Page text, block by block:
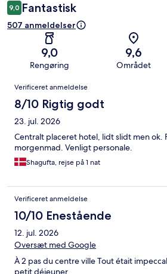
9,0 Fantastisk
507 anmeldelser
9,0
Rengøring
9,6
Området
Anmeldelser
Verificeret anmeldelse
8/10 Rigtig godt
23. jul. 2026
Centralt placeret hotel, lidt slidt men ok.
morgenmad. Venligt personale.
Shagufta, rejse på 1 nat
Verificeret anmeldelse
10/10 Enestående
12. jul. 2026
Oversæt med Google
À 2 pas du centre ville Tout était
petit déjeuner